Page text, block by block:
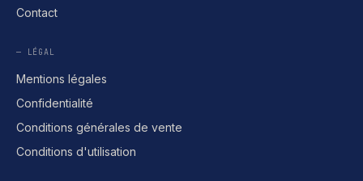
Contact
— LÉGAL
Mentions légales
Confidentialité
Conditions générales de vente
Conditions d'utilisation